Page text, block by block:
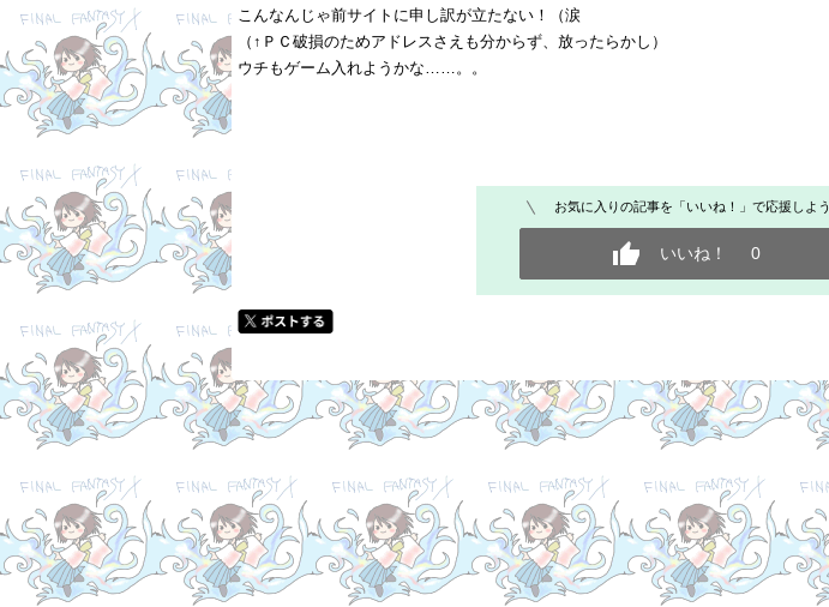
こんなんじゃ前サイトに申し訳が立たない！（涙
（↑ＰＣ破損のためアドレスさえも分からず、放ったらかし）
ウチもゲーム入れようかな……。。
お気に入りの記事を「いいね！」で応援しよう
いいね！ 0